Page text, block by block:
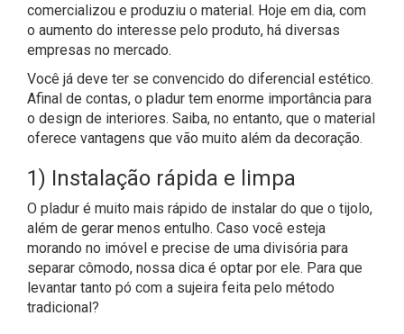
comercializou e produziu o material. Hoje em dia, com
o aumento do interesse pelo produto, há diversas
empresas no mercado.
Você já deve ter se convencido do diferencial estético.
Afinal de contas, o pladur tem enorme importância para
o design de interiores. Saiba, no entanto, que o material
oferece vantagens que vão muito além da decoração.
1) Instalação rápida e limpa
O pladur é muito mais rápido de instalar do que o tijolo,
além de gerar menos entulho. Caso você esteja
morando no imóvel e precise de uma divisória para
separar cômodo, nossa dica é optar por ele. Para que
levantar tanto pó com a sujeira feita pelo método
tradicional?